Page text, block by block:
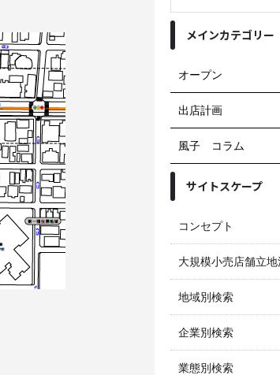
メインカテゴリー
オープン
出店計画
風子 コラム
サイトスケープ
コンセプト
大規模小売店舗立
地域別検索
企業別検索
業態別検索